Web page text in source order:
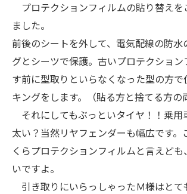
プロテクションフィルムの貼り替えを
ました。
前後のシートを外して、電気配線の防水
グとシーツで保護。古いプロテクショ
す前に型取りといらなくなった型の方で
キングをします。（貼る方と捨てる方の
それにしてもぶっといタイヤ！！乗用
太い？当然リヤフェンダーも幅広です。
くらプロテクションフィルムと言えども
いですよ。
引き取りにいらっしゃったＭ様はとて